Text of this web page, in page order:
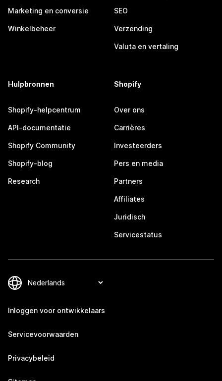
Marketing en conversie
Winkelbeheer
SEO
Verzending
Valuta en vertaling
Hulpbronnen
Shopify-helpcentrum
API-documentatie
Shopify Community
Shopify-blog
Research
Shopify
Over ons
Carrières
Investeerders
Pers en media
Partners
Affiliates
Juridisch
Servicestatus
Inloggen voor ontwikkelaars
Servicevoorwaarden
Privacybeleid